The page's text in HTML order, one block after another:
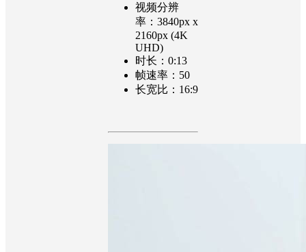
视频分辨
率：3840px x
2160px (4K
UHD)
时长：0:13
帧速率：50
长宽比：16:9